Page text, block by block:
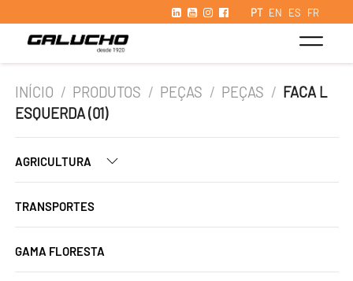
PT EN ES FR
INÍCIO / PRODUTOS / PEÇAS / PEÇAS / FACA L
ESQUERDA (01)
AGRICULTURA
TRANSPORTES
GAMA FLORESTA